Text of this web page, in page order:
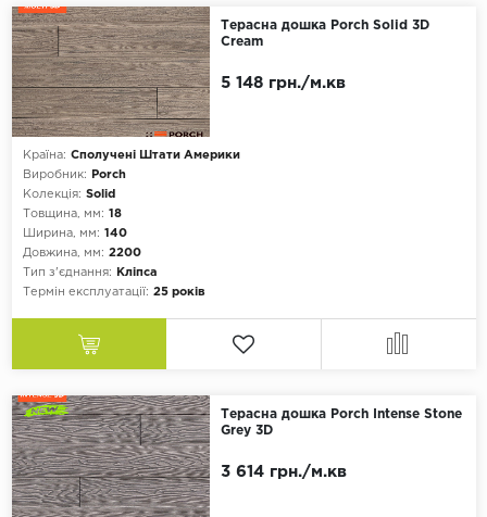
Терасна дошка Porch Solid 3D
Cream
Країна: Сполучені Штати Америки
Виробник:
Porch
Колекція: Solid
Товщина, мм: 18
Ширина, мм: 140
Довжина, мм: 2200
Тип з'єднання:
Кліпса
Термін експлуатації: 25 років
5 148 грн./м.кв
Терасна дошка Porch Intense Stone
Grey 3D
3 614 грн./м.кв